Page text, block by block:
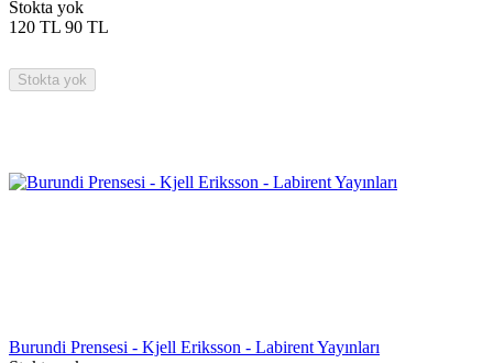
Stokta yok
120 TL 90 TL
Stokta yok
Burundi Prensesi - Kjell Eriksson - Labirent Yayınları